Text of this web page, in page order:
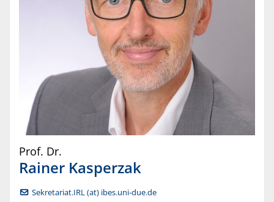
Prof. Dr.
Rainer Kasperzak
Sekretariat.IRL (at) ibes.uni-due.de